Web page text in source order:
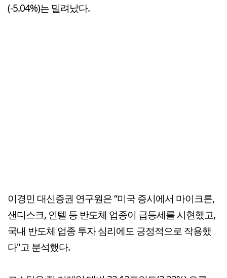
(-5.04%)는 밀려났다.
이경민 대신증권 연구원은 “미국 증시에서 마이크론,
샌디스크, 인텔 등 반도체 업종이 급등세를 시현했고,
국내 반도체 업종 투자 심리에도 긍정적으로 작용했
다"고 분석했다.